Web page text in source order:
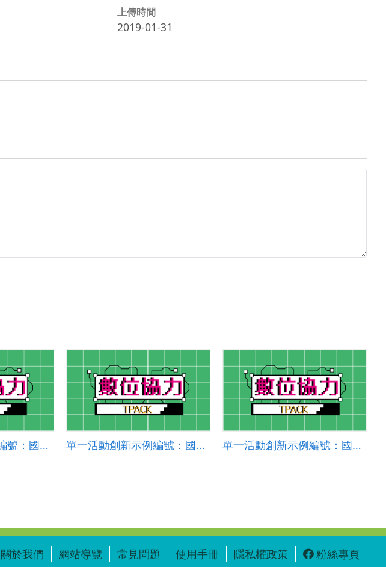
上傳時間
2019-01-31
單一活動創新示例編號：國小英語 2024-006 單一活動創新示例編號：國小英語 2024-005 單一活動創新示例編號：國小英語 2024-004
關於我們 網站導覽 常見問題 使用手冊 隱私權政策 粉絲專頁